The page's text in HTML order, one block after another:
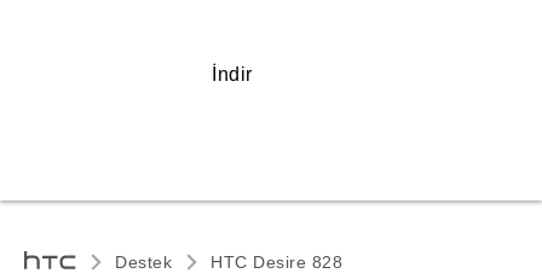
İndir
Destek HTC Desire 828‎